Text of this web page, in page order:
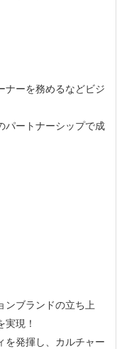
ナーを務めるなどビジ
パートナーシップで成
ンブランドの立ち上
現！
を発揮し、カルチャー